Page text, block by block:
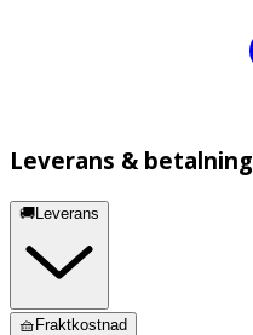
Leverans & betalning
🚚Leverans
🧺Fraktkostnad